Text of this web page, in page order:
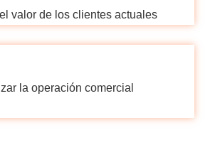
valor de los clientes actuales
la operación comercial